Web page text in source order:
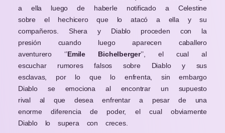
a ella luego de haberle notificado a Celestine
sobre el hechicero que lo atacó a ella y su
compañeros. Shera y Diablo proceden con la
presión cuando luego aparecen caballero
aventurero ‘’Emile Bichelberger’’, el cual al
escuchar rumores falsos sobre Diablo y sus
esclavas, por lo que lo enfrenta, sin embargo
Diablo se emociona al encontrar un supuesto
rival al que desea enfrentar a pesar de una
enorme diferencia de poder, el cual obviamente
Diablo lo supera con creces.